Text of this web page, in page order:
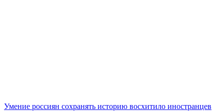
Умение россиян сохранять историю восхитило иностранцев